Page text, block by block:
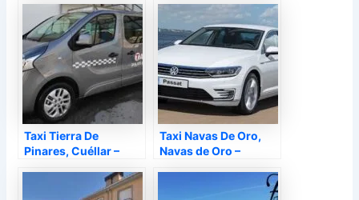
Taxi Tierra De
Pinares, Cuéllar –
Taxi Navas De Oro,
Navas de Oro –